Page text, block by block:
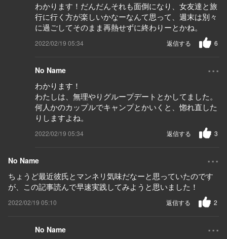
わかります！だんだんそれも面倒になり、女友達と旅
行に行く方が楽しいかなーなんて思って、週末は別々
に過ごしてそのまま再熱せずに終わりーとかね。
2022/02/19 05:34 6
返信する
No Name ...
わかります！
わたしは、無理やりグループデートとかしてました。
何人かのカップルでキャンプとかいくと、惚れ直した
りしますよね。
2022/02/19 05:34 3
返信する
No Name ...
ちょうど最近彼氏とマンネリ気味だなーと思っていたのです
が、この記事読んで早速実践してみようと思いました！
2022/02/19 05:10 2
返信する
No Name ...